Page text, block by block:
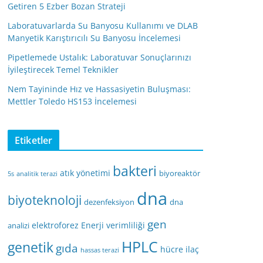
Getiren 5 Ezber Bozan Strateji
Laboratuvarlarda Su Banyosu Kullanımı ve DLAB
Manyetik Karıştırıcılı Su Banyosu İncelemesi
Pipetlemede Ustalık: Laboratuvar Sonuçlarınızı
İyileştirecek Temel Teknikler
Nem Tayininde Hız ve Hassasiyetin Buluşması:
Mettler Toledo HS153 İncelemesi
Etiketler
5s analitik terazi atık yönetimi bakteri biyoreaktör
biyoteknoloji dezenfeksiyon dna dna
analizi elektroforez Enerji verimliliği gen
genetikgıda hassas terazi HPLC hücre ilaç